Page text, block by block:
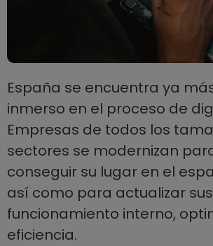
España se encuentra ya
inmerso en el proceso de
Empresas de todos los
sectores se modernizan
conseguir su lugar en el
así como para actualizar
funcionamiento interno,
eficiencia.